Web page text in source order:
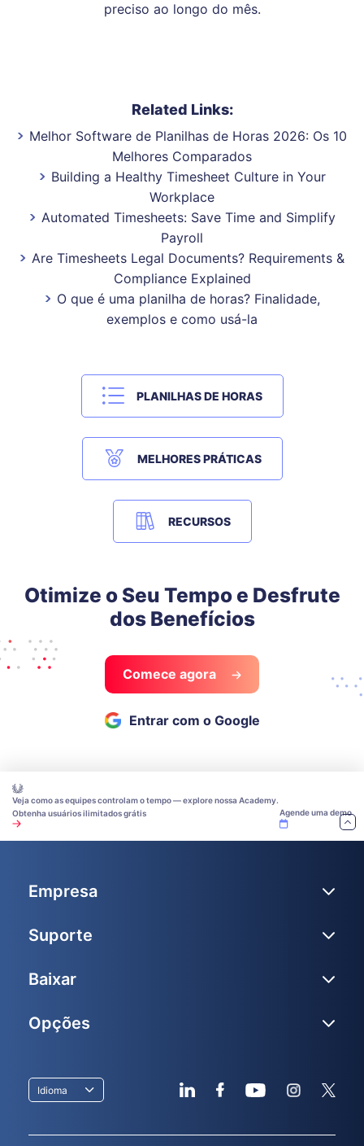
preciso ao longo do mês.
Related Links:
Melhor Software de Planilhas de Horas 2026: Os 10
Melhores Comparados
Building a Healthy Timesheet Culture in Your
Workplace
Automated Timesheets: Save Time and Simplify
Payroll
Are Timesheets Legal Documents? Requirements &
Compliance Explained
O que é uma planilha de horas? Finalidade,
exemplos e como usá-la
PLANILHAS DE HORAS
MELHORES PRÁTICAS
RECURSOS
Otimize o Seu Tempo e Desfrute
dos Benefícios
Comece agora
Entrar com o Google
Veja como as equipes controlam o tempo — explore nossa Academy.
Obtenha usuários ilimitados grátis
Agende uma demo
Idioma
Empresa
Suporte
Baixar
Opções